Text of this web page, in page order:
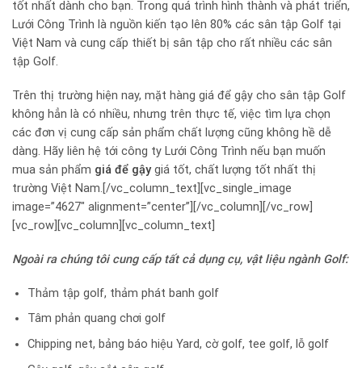
tốt nhất dành cho bạn. Trong quá trình hình thành và phát triển,
Lưới Công Trình là nguồn kiến tạo lên 80% các sân tập Golf tại
Việt Nam và cung cấp thiết bị sân tập cho rất nhiều các sân
tập Golf.
Trên thị trường hiện nay, mặt hàng giá để gậy cho sân tập Golf
không hẳn là có nhiều, nhưng trên thực tế, việc tìm lựa chọn
các đơn vị cung cấp sản phẩm chất lượng cũng không hề dễ
dàng. Hãy liên hệ tới công ty Lưới Công Trình nếu bạn muốn
mua sản phẩm giá để gậy giá tốt, chất lượng tốt nhất thị
trường Việt Nam.[/vc_column_text][vc_single_image
image=”4627″ alignment=”center”][/vc_column][/vc_row]
[vc_row][vc_column][vc_column_text]
Ngoài ra chúng tôi cung cấp tất cả dụng cụ, vật liệu ngành Golf:
Thảm tập golf, thảm phát banh golf
Tâm phản quang chơi golf
Chipping net, bảng báo hiệu Yard, cờ golf, tee golf, lỗ golf